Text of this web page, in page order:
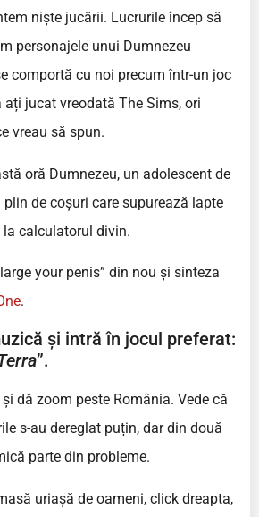
niște jucării. Lucrurile încep să
personajele unui Dumnezeu
comportă cu noi precum într-un joc
ați jucat vreodată The Sims, ori
vreau să spun.
oră Dumnezeu, un adolescent de
plin de coșuri care supurează lapte
la calculatorul divin.
your penis” din nou și sinteza
.
și intră în jocul preferat:
”.
dă zoom peste România. Vede că
s-au dereglat puțin, dar din două
parte din probleme.
uriașă de oameni, click dreapta,